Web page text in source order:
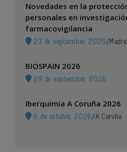
Novedades en la
personales en
farmacovigilancia
23 de septiembre, 2026 / Madrid
BIOSPAIN 2026
29 de septiembre, 2026
Iberquimia A Coruña 2026
6 de octubre, 2026 /A Coruña